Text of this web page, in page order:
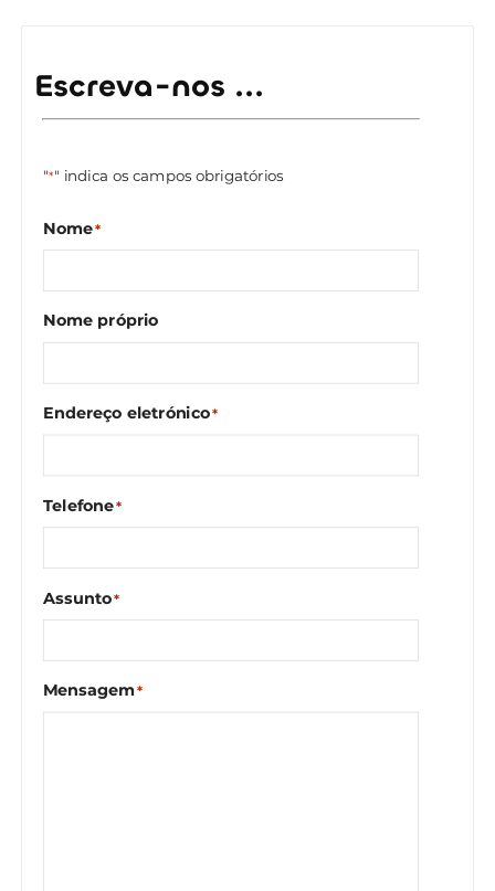
Escreva-nos ...
"*" indica os campos obrigatórios
Nome*
Nome próprio
Endereço eletrónico*
Telefone*
Assunto*
Mensagem*